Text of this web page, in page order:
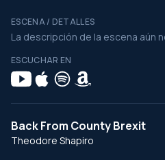
ESCENA / DETALLES
La descripción de la escena aún
ESCUCHAR EN
Back From County Brexit
Theodore Shapiro